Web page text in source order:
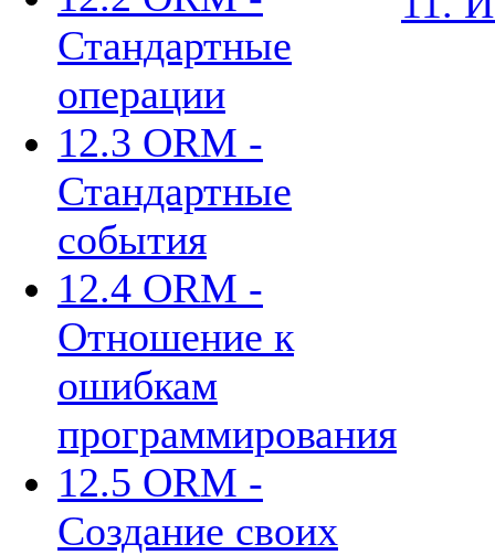
Стандартные
операции
12.3 ORM -
Стандартные
события
12.4 ORM -
Отношение к
ошибкам
программирования
12.5 ORM -
Создание своих